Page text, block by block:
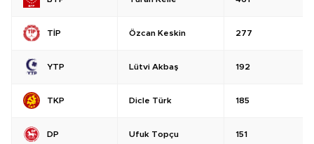
TİP Özcan Keskin 277
YTP Lütvi Akbaş 192
TKP Dicle Türk 185
DP Ufuk Topçu 151